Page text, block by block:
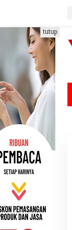
e
k
o
n
t
e
n
tutup